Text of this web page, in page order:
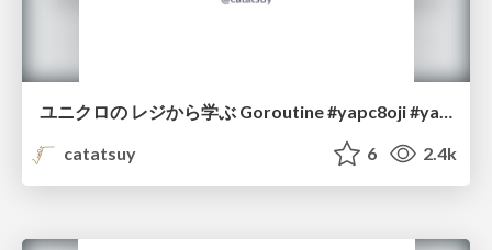
ユニクロの レジから学ぶ Goroutine #yapc8oji #yapc8ojiA /uniqlo_golang
catatsuy
6 2.4k